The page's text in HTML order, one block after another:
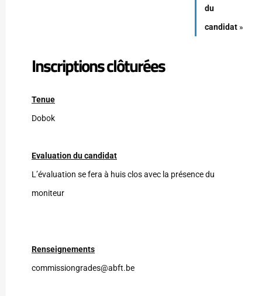
du
candidat»
Inscriptions clôturées
Tenue
Dobok
Evaluation du candidat
L’évaluation se fera à huis clos avec la présence du
moniteur
Renseignements
commissiongrades@abft.be